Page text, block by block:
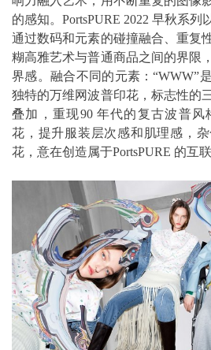
的感知。PortsPURE 2022 早秋系列
通过数码和元素的碰撞融合、重复
糊高雅艺术与普通商品之间的界限
界感。融合不同的元素：“WWW”
独特的万维网波普印花，标志性的
叠加，重现90 年代的复古波普风
花，提升服装层次感和肌理感，
花，意在创造属于PortsPURE 的互联